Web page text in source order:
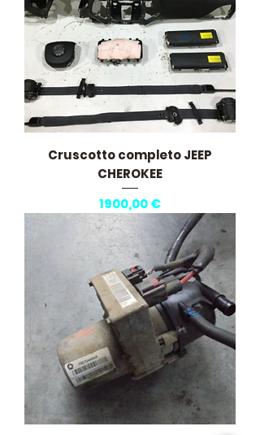
Cruscotto completo JEEP
CHEROKEE
Prezzo
1900,00 €